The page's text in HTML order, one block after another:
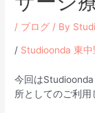
/ ブログ / By
/ Studioonda 東中
今回は
所としてのご利用